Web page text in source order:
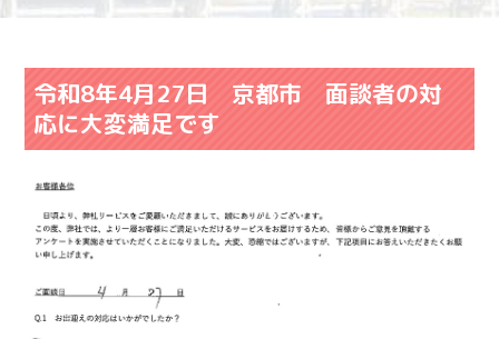
令和8年4月27日 京都市 面談者の対
応に大変満足です